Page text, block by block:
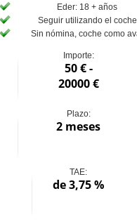
Eder: 18 + años
Seguir utilizando el coche
Sin nómina, coche como
Importe:
50 € -
20000 €
Plazo:
2 meses
TAE:
de 3,75 %